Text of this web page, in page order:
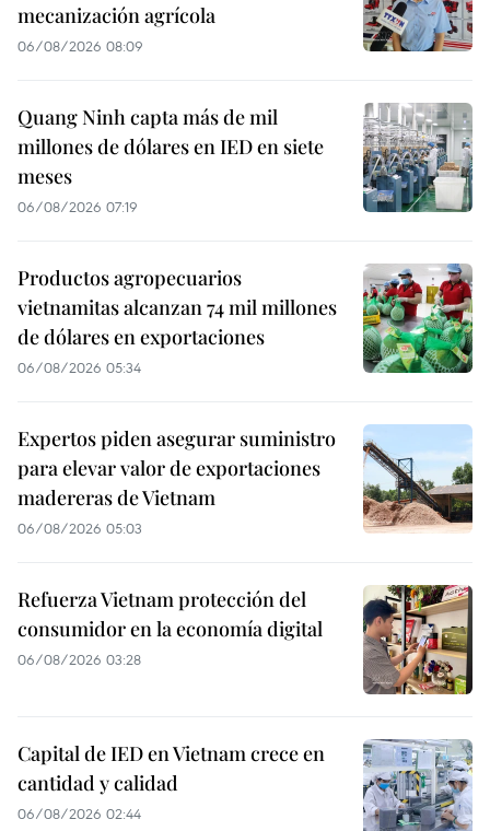
mecanización agrícola
06/08/2026 08:09
Quang Ninh capta más de mil
millones de dólares en IED en siete
meses
06/08/2026 07:19
Productos agropecuarios
vietnamitas alcanzan 74 mil millones
de dólares en exportaciones
06/08/2026 05:34
Expertos piden asegurar suministro
para elevar valor de exportaciones
madereras de Vietnam
06/08/2026 05:03
Refuerza Vietnam protección del
consumidor en la economía digital
06/08/2026 03:28
Capital de IED en Vietnam crece en
cantidad y calidad
06/08/2026 02:44